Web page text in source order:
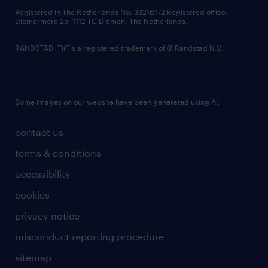
contact us
terms & conditions
accessibility
cookies
privacy notice
misconduct reporting procedure
sitemap
Registered in The Netherlands No: 33216172 Registered office:
Diemermere 25, 1112 TC Diemen, The Netherlands.
RANDSTAD, is a registered trademark of © Randstad N.V.
Some images on our website have been generated using AI.